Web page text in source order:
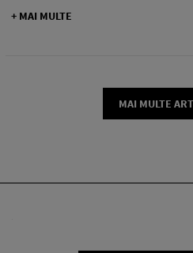
+ MAI MULTE
MAI MULTE